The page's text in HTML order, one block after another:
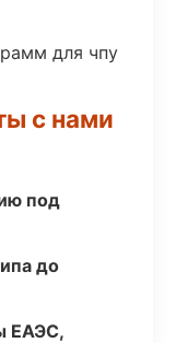
для чпу
с нами
под
до
ЕАЭС,